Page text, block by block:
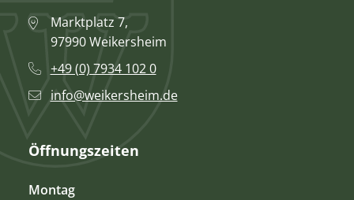
Marktplatz 7,
97990 Weikersheim
+49 (0) 7934 102 0
info@weikersheim.de
Öffnungszeiten
Montag